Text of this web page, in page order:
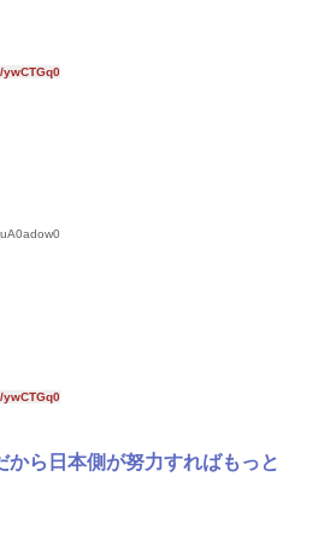
ywCTGq0
ywCTGq0
から日本側が努力すればもっと